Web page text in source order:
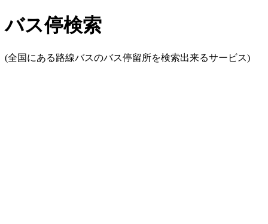
バス停検索
(全国にある路線バスのバス停留所を検索出来るサービス)